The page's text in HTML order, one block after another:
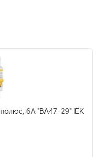
6А "ВА47-29" IEK